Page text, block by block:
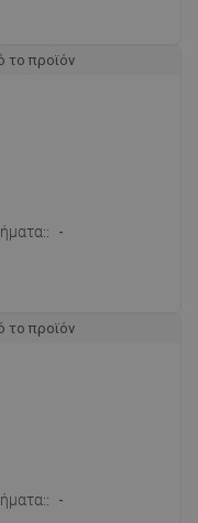
το προϊόν
-
το προϊόν
-